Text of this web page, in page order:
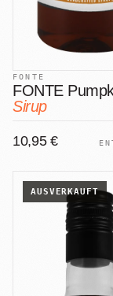
FONTE
FONTE
Sirup
10,95 €
AUSVERKAUFT